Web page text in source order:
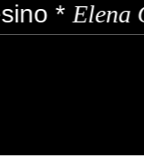
Garcia*